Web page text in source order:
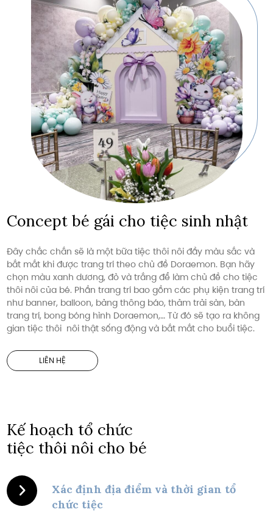
Concept bé gái cho tiệc sinh nhật
Đây chắc chắn sẽ là một bữa tiệc thôi nôi đầy màu sắc và
bắt mắt khi được trang trí theo chủ đề Doraemon. Bạn hãy
chọn màu xanh dương, đỏ và trắng để làm chủ đề cho tiệc
thôi nôi của bé. Phần trang trí bao gồm các phụ kiện trang trí
như banner, balloon, bảng thông báo, thảm trải sàn, bàn
trang trí, bong bóng hình Doraemon,… Từ đó sẽ tạo ra không
gian tiệc thôi nôi thật sống động và bắt mắt cho buổi tiệc.
LIÊN HỆ
Kế hoạch tổ chức
tiệc thôi nôi cho bé
Xác định địa điểm và thời gian tổ
chức tiệc